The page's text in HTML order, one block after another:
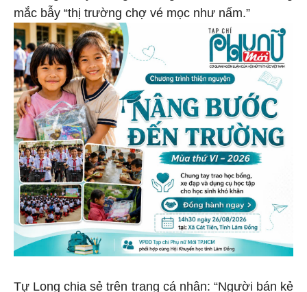
mắc bẫy “thị trường chợ vé mọc như nấm.”
Tự Long chia sẻ trên trang cá nhân: “Người bán kẻ